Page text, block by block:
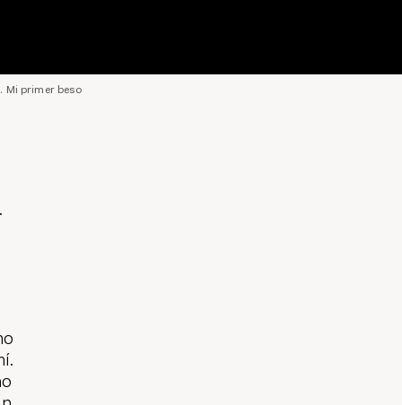
Mi primer beso